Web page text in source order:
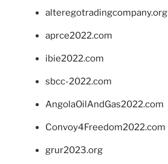
alteregotradingcompany.org
aprce2022.com
ibie2022.com
sbcc-2022.com
AngolaOilAndGas2022.com
Convoy4Freedom2022.com
grur2023.org